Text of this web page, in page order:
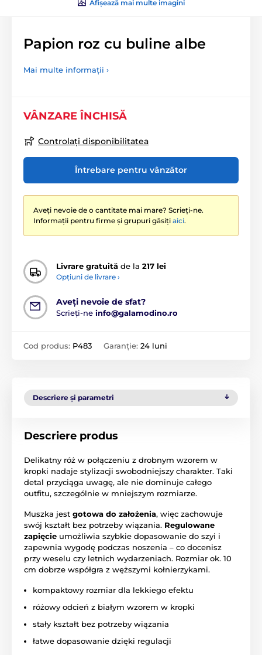
Afișează mai multe imagini
Papion roz cu buline albe
Mai multe informații ›
VÂNZARE ÎNCHISĂ
Controlați disponibilitatea
Întrebare pentru vânzător
Aveți nevoie de o cantitate mai mare? Scrieți-ne.
Informații pentru firme și grupuri găsiți aici.
Livrare gratuită de la 217 lei
Opțiuni de livrare ›
Aveți nevoie de sfat?
Scrieți-ne info@galamodino.ro
Cod produs: P483 Garanție: 24 luni
Descriere și parametri
Descriere produs
Delikatny róż w połączeniu z drobnym wzorem w
kropki nadaje stylizacji swobodniejszy charakter. Taki
detal przyciąga uwagę, ale nie dominuje całego
outfitu, szczególnie w mniejszym rozmiarze.
Muszka jest gotowa do założenia, więc zachowuje
swój kształt bez potrzeby wiązania. Regulowane
zapięcie umożliwia szybkie dopasowanie do szyi i
zapewnia wygodę podczas noszenia – co docenisz
przy weselu czy letnich wydarzeniach. Rozmiar ok. 10
cm dobrze współgra z węższymi kołnierzykami.
kompaktowy rozmiar dla lekkiego efektu
różowy odcień z białym wzorem w kropki
stały kształt bez potrzeby wiązania
łatwe dopasowanie dzięki regulacji